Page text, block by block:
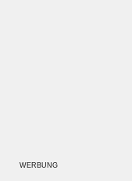
WERBUNG